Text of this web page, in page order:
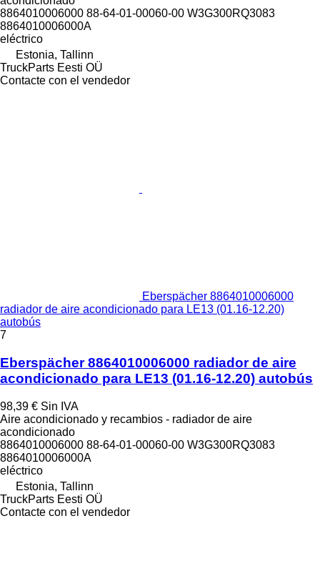
8864010006000 88-64-01-00060-00 W3G300RQ3083
8864010006000A
eléctrico
Estonia, Tallinn
TruckParts Eesti OÜ
Contacte con el vendedor
Eberspächer 8864010006000
radiador de aire acondicionado para LE13 (01.16-12.20)
autobús
7
Eberspächer 8864010006000 radiador de aire
acondicionado para LE13 (01.16-12.20) autobús
98,39 € Sin IVA
Aire acondicionado y recambios - radiador de aire
acondicionado
8864010006000 88-64-01-00060-00 W3G300RQ3083
8864010006000A
eléctrico
Estonia, Tallinn
TruckParts Eesti OÜ
Contacte con el vendedor